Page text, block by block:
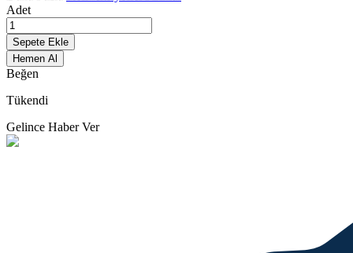
Adet
Sepete Ekle
Hemen Al
Beğen
Tükendi
Gelince Haber Ver